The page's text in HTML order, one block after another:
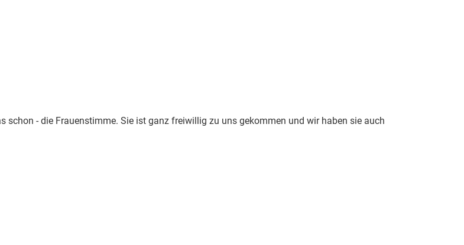
schon - die Frauenstimme. Sie ist ganz freiwillig zu uns gekommen und wir haben sie auch